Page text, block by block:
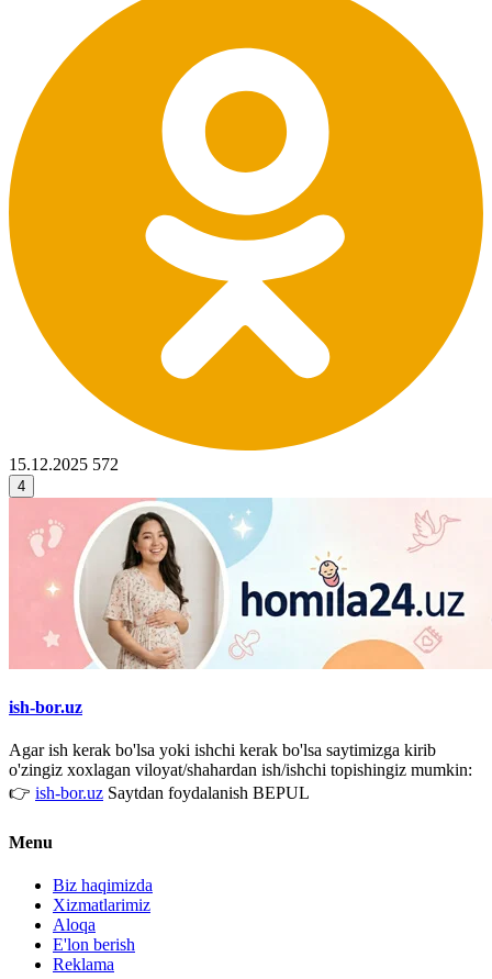
15.12.2025 572
4
ish-bor.uz
Agar ish kerak bo'lsa yoki ishchi kerak bo'lsa saytimizga kirib
o'zingiz xoxlagan viloyat/shahardan ish/ishchi topishingiz mumkin:
👉 ish-bor.uz Saytdan foydalanish BEPUL
Menu
Biz haqimizda
Xizmatlarimiz
Aloqa
E'lon berish
Reklama